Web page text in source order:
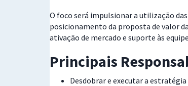
O foco será impulsionar a utilização
posicionamento da proposta de valor
ativação de mercado e suporte às
Principais
Desdobrar e executar a